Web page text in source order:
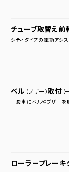
チューブ取替え前
シティタイプの電動アシ
ベル （ブザー）取付 （
一般車にベルやブザーを
ローラーブレーキ